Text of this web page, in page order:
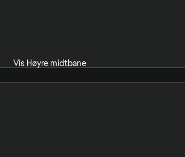
Vis Høyre midtbane